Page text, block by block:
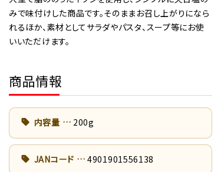
みで味付けした商品です。そのままお召し上がりになら
れるほか、素材としてサラダやパスタ、スープ等にお使
いいただけます。
商品情報
内容量 200g
JANコード 4901901556138